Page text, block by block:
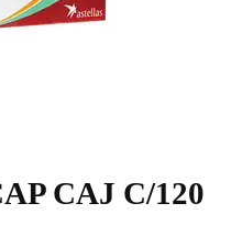
CAJ C/120